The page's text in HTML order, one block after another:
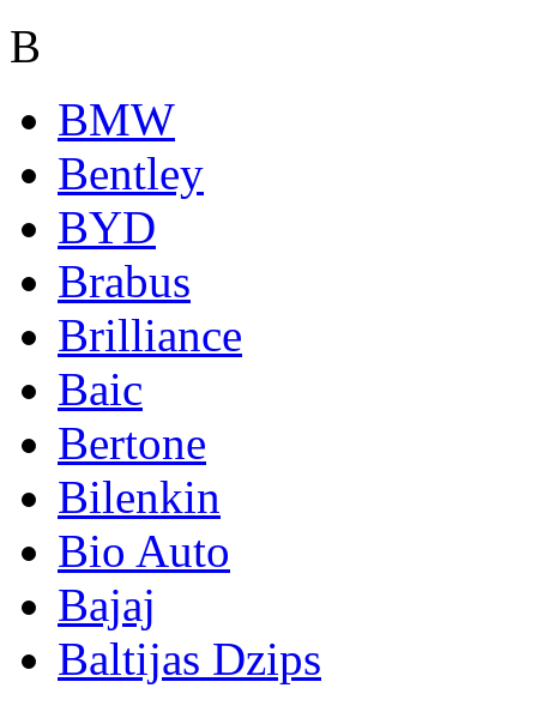
B
BMW
Bentley
BYD
Brabus
Brilliance
Baic
Bertone
Bilenkin
Bio Auto
Bajaj
Baltijas Dzips